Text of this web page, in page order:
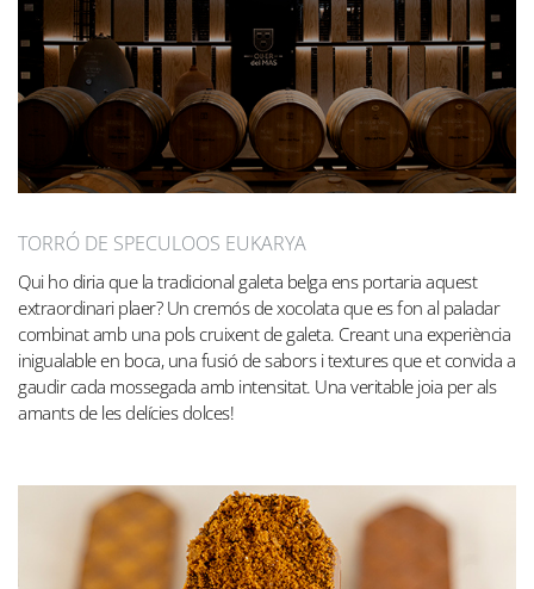
TORRÓ DE SPECULOOS EUKARYA
Qui ho diria que la tradicional galeta belga ens portaria aquest
extraordinari plaer? Un cremós de xocolata que es fon al paladar
combinat amb una pols cruixent de galeta. Creant una experiència
inigualable en boca, una fusió de sabors i textures que et convida a
gaudir cada mossegada amb intensitat. Una veritable joia per als
amants de les delícies dolces!